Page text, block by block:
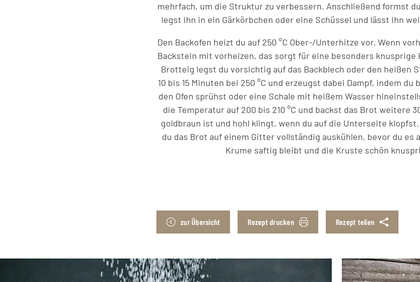
mehrfach, um die Struktur zu verbessern. Anschließend formst
legst ihn in ein Gärkörbchen oder eine Schüssel und lässt ihn
Den Backofen heizt du auf 250 °C Ober-/Unterhitze vor. Wenn
Backstein mit vorheizen, das sorgt für eine besonders knusprige
Brotteig legst du vorsichtig auf das Backblech oder den heißen
10 bis 15 Minuten bei 250 °C und erzeugst dabei Dampf, indem
den Ofen sprühst oder eine Schale mit heißem Wasser
die Temperatur auf 200 bis 210 °C und backst das Brot weitere
goldbraun ist und hohl klingt, wenn du auf die Unterseite klopfst.
du das Brot auf einem Gitter vollständig auskühlen, bevor du es
Krume saftig bleibt und die Kruste schön
zur Übersicht Rezept drucken Rezept teilen